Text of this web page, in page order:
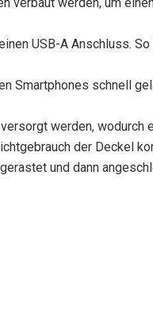
USB-A Anschluss.
Smartphones schnell
werden, wodurch
der Deckel
und dann